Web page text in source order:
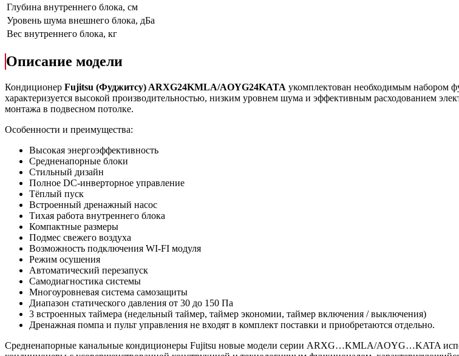
Глубина внутреннего блока, см
Уровень шума внешнего блока, дБа
Вес внутреннего блока, кг
Описание модели
Кондиционер Fujitsu (Фуджитсу) ARXG24KMLA/AOYG24KATA укомплектован необходимым набором
характеризуется высокой производительностью, низким уровнем шума и эффективным расходованием
монтажа в подвесном потолке.
Особенности и преимущества:
Высокая энергоэффективность
Средненапорные блоки
Стильный дизайн
Полное DC-инверторное управление
Тёплый пуск
Встроенный дренажный насос
Тихая работа внутреннего блока
Компактные размеры
Подмес свежего воздуха
Возможность подключения WI-FI модуля
Режим осушения
Автоматический перезапуск
Самодиагностика системы
Многоуровневая система самозащиты
Диапазон статического давления от 30 до 150 Па
3 встроенных таймера (недельный таймер, таймер экономии, таймер включения / выключения)
Дренажная помпа и пульт управления не входят в комплект поставки и приобретаются отдельно.
Средненапорные канальные кондиционеры Fujitsu новые модели серии ARXG…KMLA/AOYG…KATA